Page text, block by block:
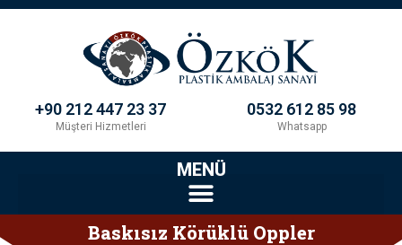
+90 212 447 23 37
Müşteri Hizmetleri
0532 612 85 98
Whatsapp
MENÜ
Baskısız Körüklü Oppler